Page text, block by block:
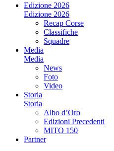
Edizione 2026
Edizione 2026
Recap Corse
Classifiche
Squadre
Media
Media
News
Foto
Video
Storia
Storia
Albo d’Oro
Edizioni Precedenti
MITO 150
Partner